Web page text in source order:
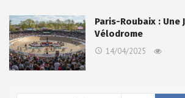
Paris-Roubaix : Une
Vélodrome
14/04/2025